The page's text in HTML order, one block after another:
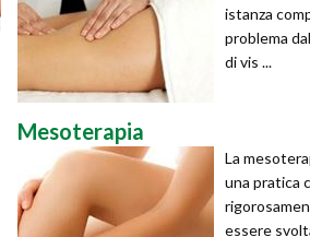
istanza
problema
di vis ...
Mesoterapia
La
una pratica
essere